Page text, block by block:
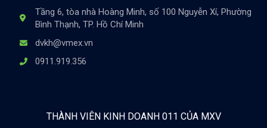
Tầng 6, tòa nhà Hoàng Minh, số 100 Nguyễn Xí, Phường
Bình Thạnh, TP. Hồ Chí Minh
dvkh@vmex.vn
0911.919.356
THÀNH VIÊN KINH DOANH 011 CỦA MXV